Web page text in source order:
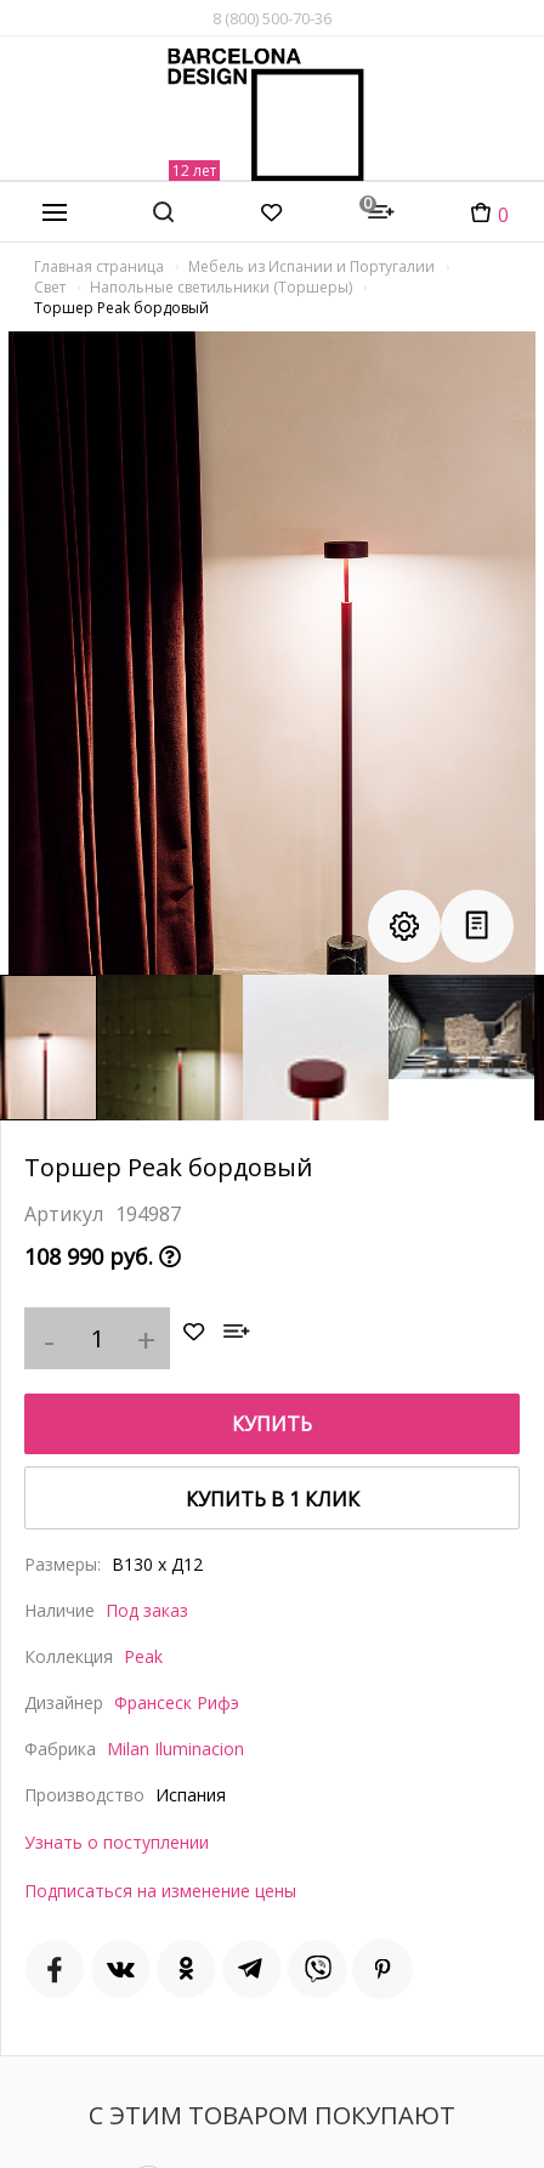
8 (800) 500-70-36
0 0
Главная страница
Мебель из Испании и Португалии
Свет
Напольные светильники (Торшеры)
Торшер Peak бордовый
Торшер Peak бордовый
194987
108 990 руб.
КУПИТЬ
КУПИТЬ В 1 КЛИК
Размеры: В130 x Д12
Наличие Под заказ
Коллекция Peak
Дизайнер Франсеск Рифэ
Фабрика Milan Iluminacion
Производство Испания
Узнать о поступлении
Подписаться на изменение цены
С ЭТИМ ТОВАРОМ ПОКУПАЮТ